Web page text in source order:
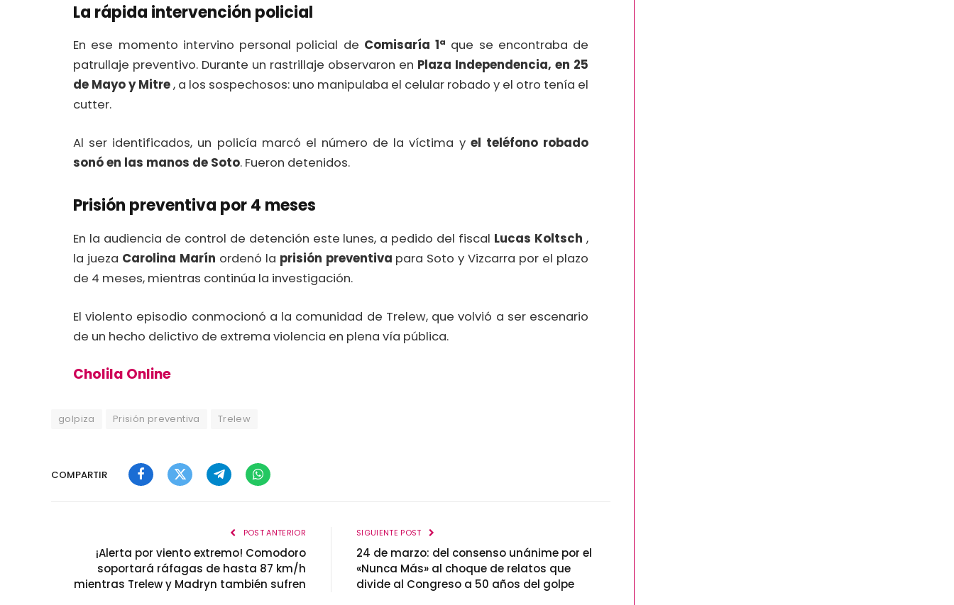
La rápida intervención policial
En ese momento intervino personal policial de Comisaría 1ª que se encontraba de
patrullaje preventivo. Durante un rastrillaje observaron en Plaza Independencia, en 25
de Mayo y Mitre, a los sospechosos: uno manipulaba el celular robado y el otro tenía el
cutter.
Al ser identificados, un policía marcó el número de la víctima y el teléfono robado
sonó en las manos de Soto. Fueron detenidos.
Prisión preventiva por 4 meses
En la audiencia de control de detención este lunes, a pedido del fiscal Lucas Koltsch ,
la jueza Carolina Marín ordenó la prisión preventiva para Soto y Vizcarra por el plazo
de 4 meses, mientras continúa la investigación.
El violento episodio conmocionó a la comunidad de Trelew, que volvió a ser escenario
de un hecho delictivo de extrema violencia en plena vía pública.
Cholila Online
golpiza Prisión preventiva Trelew
COMPARTIR
FacebookTwitterTelegramWhatsApp
POST ANTERIOR
¡Alerta por viento extremo! Comodoro
soportará ráfagas de hasta 87 km/h
mientras Trelew y Madryn también sufren
SIGUIENTE POST
24 de marzo: del consenso unánime por el
«Nunca Más» al choque de relatos que
divide al Congreso a 50 años del golpe